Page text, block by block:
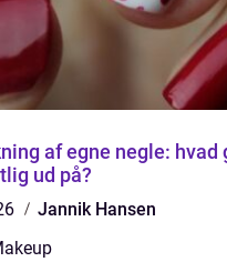
af egne negle: hvad
ud på?
Jannik Hansen